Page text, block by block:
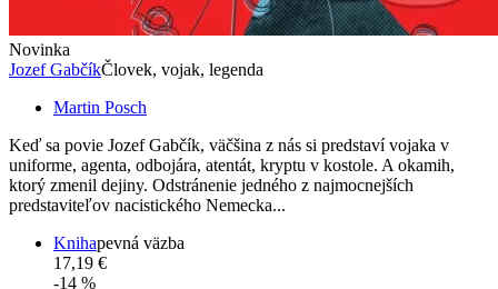
Novinka
Jozef GabčíkČlovek, vojak, legenda
Martin Posch
Keď sa povie Jozef Gabčík, väčšina z nás si predstaví vojaka v
uniforme, agenta, odbojára, atentát, kryptu v kostole. A okamih,
ktorý zmenil dejiny. Odstránenie jedného z najmocnejších
predstaviteľov nacistického Nemecka...
Knihapevná väzba
17,19 €
-14 %